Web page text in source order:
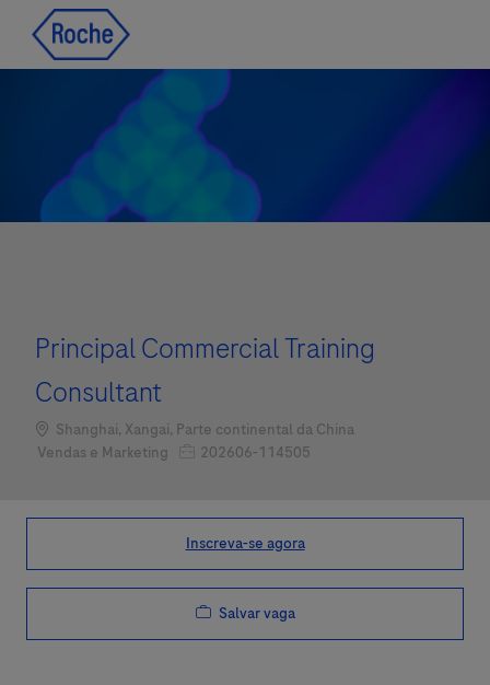
Principal Commercial Training
Consultant
Localização
Shanghai, Xangai, Parte continental da China
Categoria
Vendas e Marketing Job Id202606-114505
Inscreva-se agora
Salvar vaga